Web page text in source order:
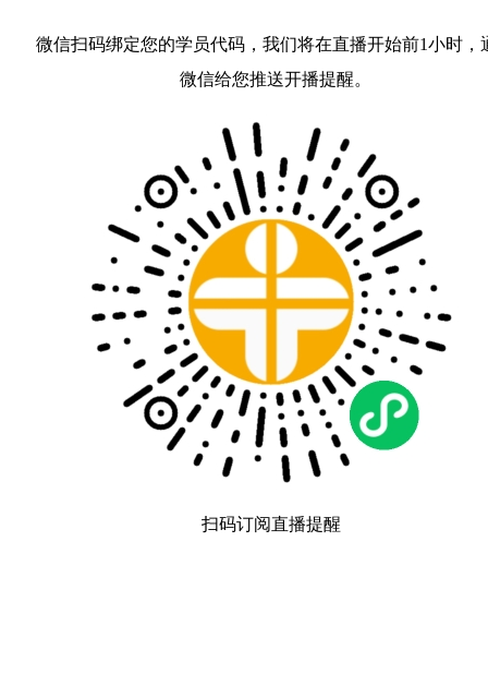
微信扫码绑定您的学员代码，我们将在直播开始前1小时，
微信给您推送开播提醒。
扫码订阅直播提醒